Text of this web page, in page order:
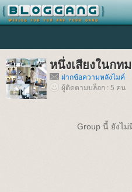
หนึ่งเสียงในกท
ฝากข้อความหลังไมค์
ผู้ติดตามบล็อก : 5 คน
Group นี้ ยังไม่